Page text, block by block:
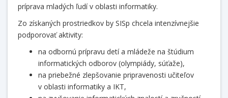
príprava mladých ľudí v oblasti informatiky.
Zo získaných prostriedkov by SISp chcela intenzívnejšie
podporovať aktivity:
na odbornú prípravu detí a mládeže na štúdium
informatických odborov (olympiády, súťaže),
na priebežné zlepšovanie pripravenosti učiteľov
v oblasti informatiky a IKT,